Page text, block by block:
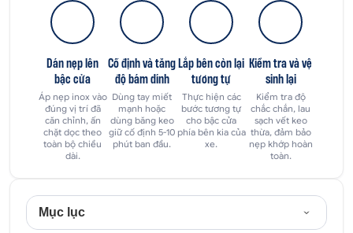
Dán nẹp lên
bậc cửa
Áp nẹp inox vào
đúng vị trí đã
căn chỉnh, ấn
chặt dọc theo
toàn bộ chiều
dài.
Cố định và tăng
độ bám dính
Dùng tay miết
mạnh hoặc
dùng băng keo
giữ cố định 5-10
phút ban đầu.
Lắp bên còn lại
tương tự
Thực hiện các
bước tương tự
cho bậc cửa
phía bên kia của
xe.
Kiểm tra và vệ
sinh lại
Kiểm tra độ
chắc chắn, lau
sạch vết keo
thừa, đảm bảo
nẹp khớp hoàn
toàn.
Mục lục